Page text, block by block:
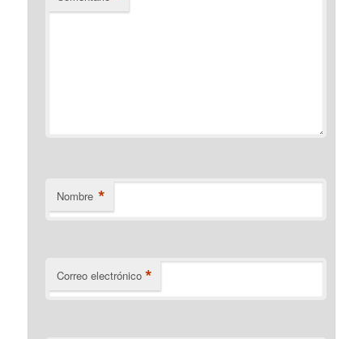
Nombre *
Correo electrónico *